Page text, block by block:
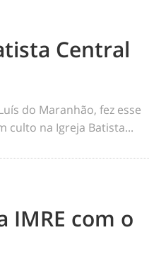
Central
do Maranhão, fez esse
culto na Igreja Batista...
IMRE com o